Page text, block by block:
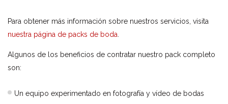
Para obtener más información sobre nuestros servicios, visita
nuestra página de packs de boda
Algunos de los beneficios de contratar nuestro pack completo
son:
Un equipo experimentado en fotografía y vídeo de bodas